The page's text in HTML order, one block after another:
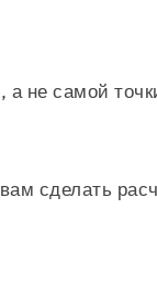
а не самой
сделать